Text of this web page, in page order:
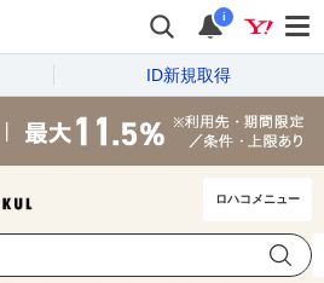
i
ID新規取得
ロハコメニュー